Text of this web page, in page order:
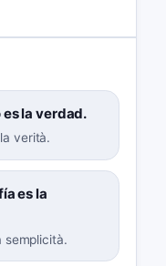
la verdad.
verità.
es la
semplicità.